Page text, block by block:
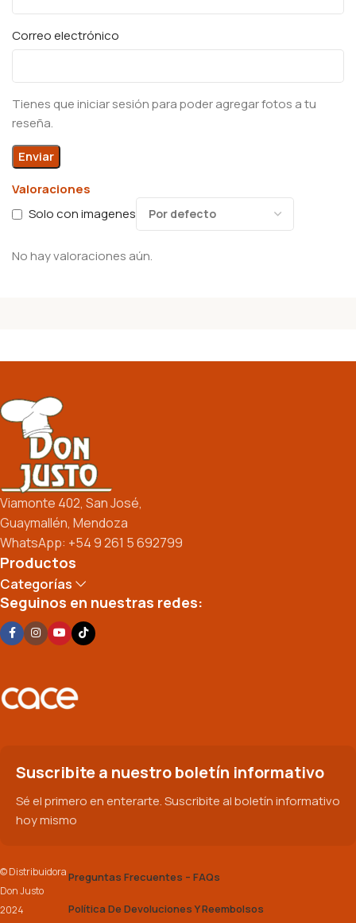
Valoraciones
Solo con imagenes
No hay valoraciones aún.
Correo electrónico
Tienes que iniciar sesión para poder agregar fotos a tu
reseña.
Viamonte 402, San José,
Guaymallén, Mendoza
WhatsApp: +54 9 261 5 692799
Productos
Categorías
Seguinos en nuestras redes:
Suscribite a nuestro boletín informativo
Sé el primero en enterarte. Suscribite al boletín informativo
hoy mismo
© Distribuidora
Don Justo
2024
Preguntas Frecuentes – FAQs
Política De Devoluciones Y Reembolsos